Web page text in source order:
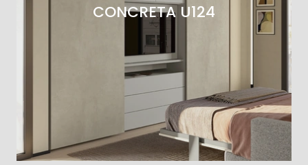
CONCRETA U124